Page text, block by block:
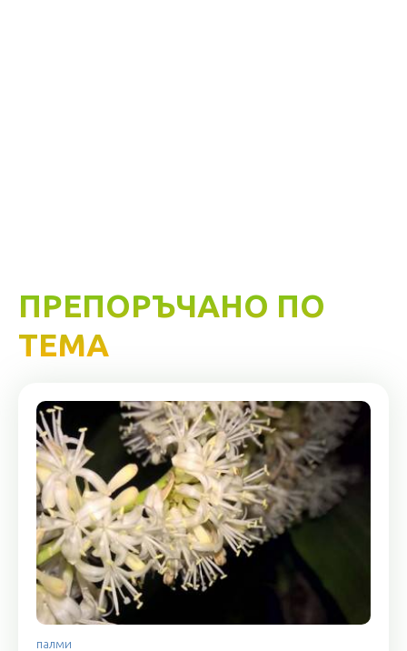
ПРЕПОРЪЧАНО ПО
ТЕМА
палми